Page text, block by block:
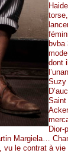
bvba
dont
Suzy
Saint
Dior-
Margiela…
le contrat à